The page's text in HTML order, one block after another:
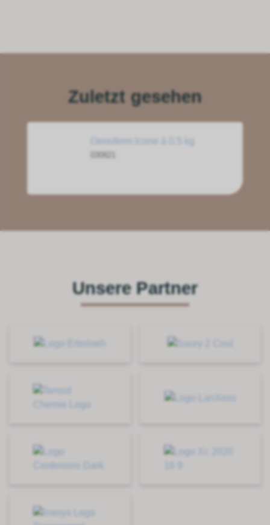
Zuletzt gesehen
Oenoferm Icone à 0.5 kg
Unsere Partner